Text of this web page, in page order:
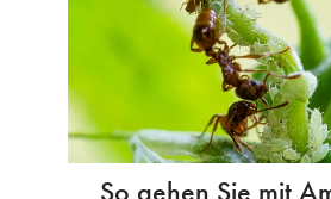
So gehen Sie mit